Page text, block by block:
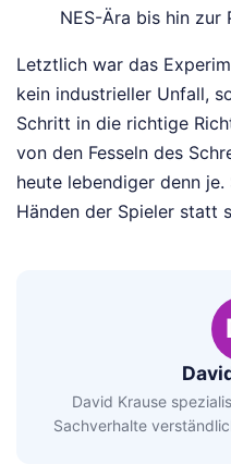
NES-Ära bis hin zur
Letztlich war das
kein industrieller Unfall,
Schritt in die richtige
von den Fesseln des
heute lebendiger denn
Händen der Spieler statt
David Krause
Sachverhalte